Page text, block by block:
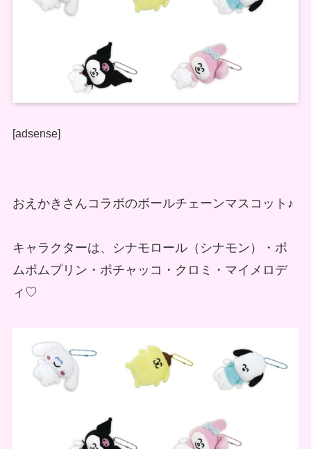
[adsense]
おえかきさんコラボのボールチェーンマスコット♪
キャラクターは、シナモロール（シナモン）・ポ
ムポムプリン・ポチャッコ・クロミ・マイメロデ
ィ♡